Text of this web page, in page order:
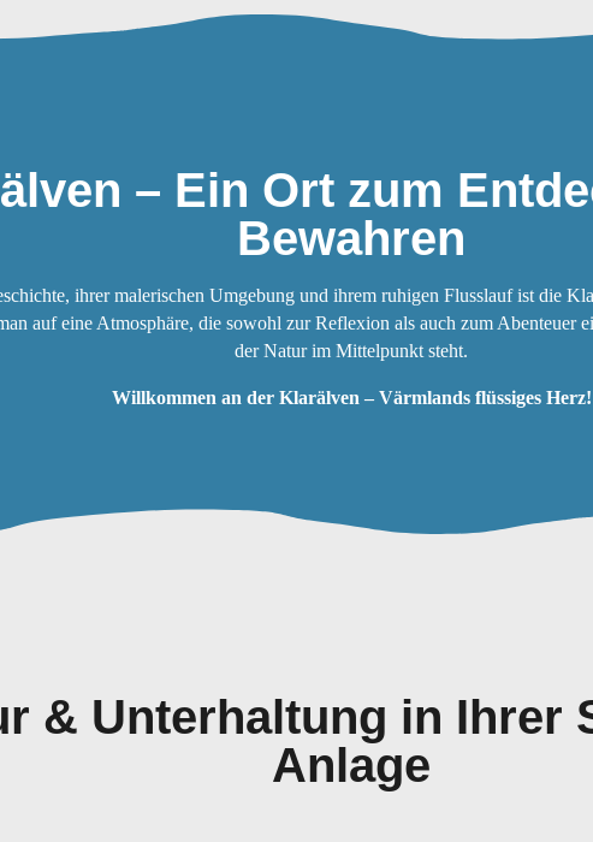
– Ein Ort zum
Bewahren
ihrer malerischen Umgebung und ihrem ruhigen Flusslauf ist die
auf eine Atmosphäre, die sowohl zur Reflexion als auch zum Abenteuer
der Natur im Mittelpunkt steht.
Willkommen an der Klarälven – Värmlands flüssiges Herz!
& Unterhaltung in Ihrer
Anlage